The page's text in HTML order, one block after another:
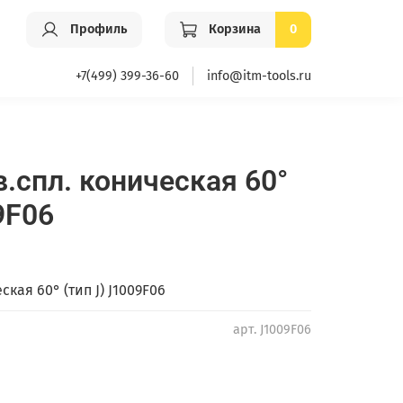
Профиль Корзина 0
+7(499) 399-36-60 info@itm-tools.ru
арт. J1009F06
коническая 60°
60° (тип J) J1009F06